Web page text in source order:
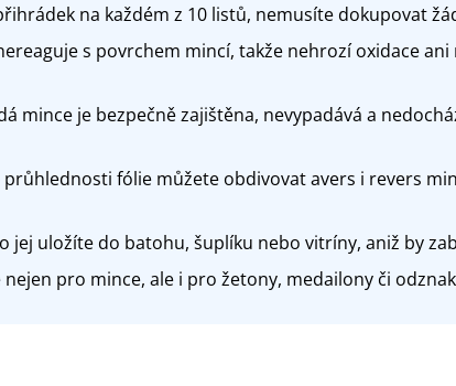
na každém z 10 listů, nemusíte dokupovat
s povrchem mincí, takže nehrozí oxidace ani
mince je bezpečně zajištěna, nevypadává a
fólie můžete obdivovat avers i revers
uložíte do batohu, šuplíku nebo vitríny, aniž by
pro mince, ale i pro žetony, medailony či